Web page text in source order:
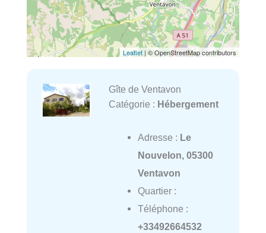
Leaflet | © OpenStreetMap contributors
Gîte de Ventavon
Catégorie : Hébergement
Adresse : Le
Nouvelon, 05300
Ventavon
Quartier :
Téléphone :
+33492664532